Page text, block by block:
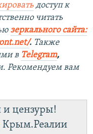
доступ к
читать
зеркального сайта:
. ​ Также
в Telegram,
Рекомендуем вам
и цензуры!
Крым.Реалии